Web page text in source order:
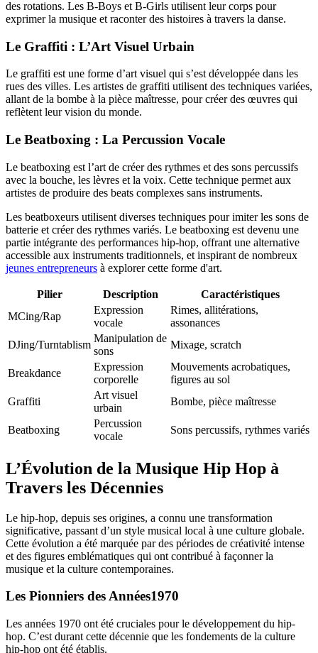
des rotations. Les B-Boys et B-Girls utilisent leur corps pour
exprimer la musique et raconter des histoires à travers la danse.
Le Graffiti : L’Art Visuel Urbain
Le graffiti est une forme d’art visuel qui s’est développée dans les
rues des villes. Les artistes de graffiti utilisent des techniques variées,
allant de la bombe à la pièce maîtresse, pour créer des œuvres qui
reflètent leur vision du monde.
Le Beatboxing : La Percussion Vocale
Le beatboxing est l’art de créer des rythmes et des sons percussifs
avec la bouche, les lèvres et la voix. Cette technique permet aux
artistes de produire des beats complexes sans instruments.
Les beatboxeurs utilisent diverses techniques pour imiter les sons de
batterie et créer des rythmes variés. Le beatboxing est devenu une
partie intégrante des performances hip-hop, offrant une alternative
accessible aux instruments traditionnels, et inspirant de nombreux
jeunes entrepreneurs à explorer cette forme d'art.
Pilier Description
Caractéristiques
MCing/Rap
Expression
vocale
Rimes, allitérations,
assonances
DJing/Turntablism
Manipulation de
sons
Mixage, scratch
Breakdance
Expression
corporelle
Mouvements acrobatiques,
figures au sol
Graffiti
Art visuel
urbain
Bombe, pièce maîtresse
Beatboxing
Percussion
vocale
Sons percussifs, rythmes variés
L’Évolution de la Musique Hip Hop à
Travers les Décennies
Le hip-hop, depuis ses origines, a connu une transformation
significative, passant d’un style musical local à une culture globale.
Cette évolution a été marquée par des périodes de créativité intense
et des figures emblématiques qui ont contribué à façonner la
musique et la culture contemporaines.
Les Pionniers des Années1970
Les années 1970 ont été cruciales pour le développement du hip-
hop. C’est durant cette décennie que les fondements de la culture
hip-hop ont été établis.